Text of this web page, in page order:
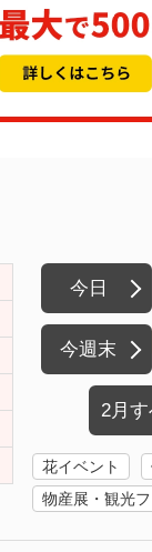
今日
今週末
2月
花イベント
物産展・観光